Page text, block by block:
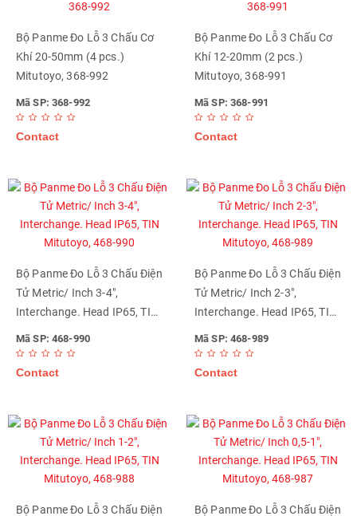
Bộ Panme Đo Lỗ 3 Chấu Cơ
Khí 20-50mm (4 pcs.)
Mitutoyo, 368-992
Mã SP: 368-992
Contact
Bộ Panme Đo Lỗ 3 Chấu Cơ
Khí 12-20mm (2 pcs.)
Mitutoyo, 368-991
Mã SP: 368-991
Contact
Bộ Panme Đo Lỗ 3 Chấu Điện
Tử Metric/ Inch 3-4",
Interchange. Head IP65, TIN
Mitutoyo, 468-990
Mã SP: 468-990
Contact
Bộ Panme Đo Lỗ 3 Chấu Điện
Tử Metric/ Inch 2-3",
Interchange. Head IP65, TIN
Mitutoyo, 468-989
Mã SP: 468-989
Contact
Bộ Panme Đo Lỗ 3 Chấu Điện
Bộ Panme Đo Lỗ 3 Chấu Điện